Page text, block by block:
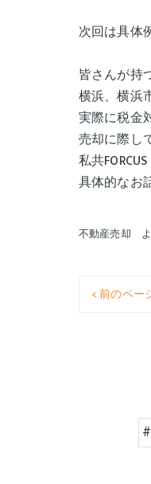
次回は具体
皆さんが持
横浜、横浜
実際に税金
売却に際し
私共
具体的なお
不動産売却
< 前のペー